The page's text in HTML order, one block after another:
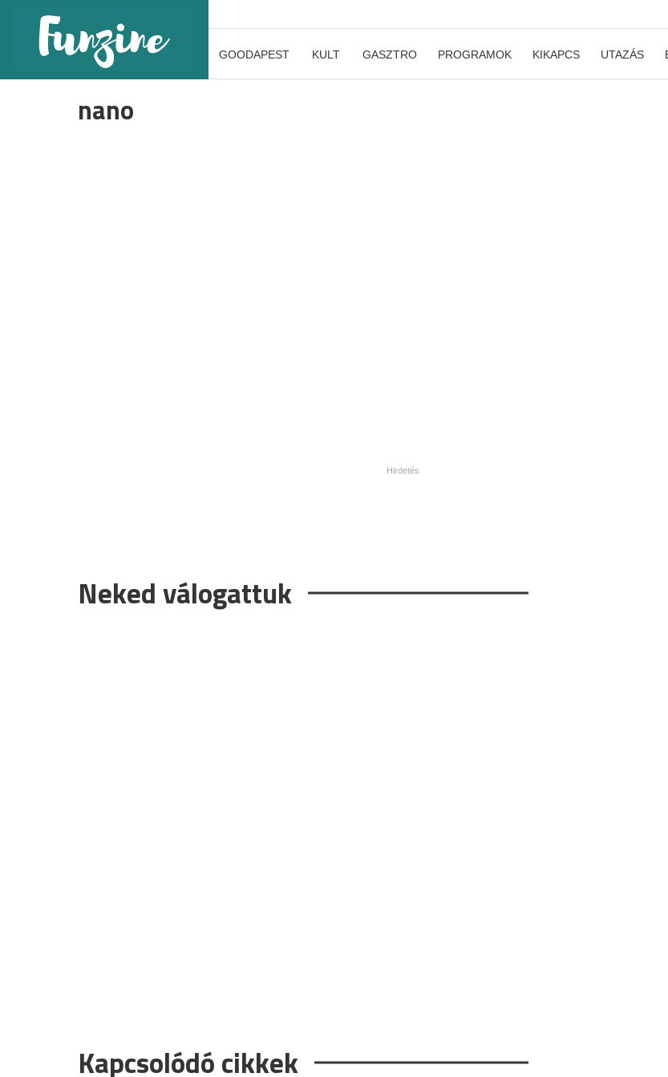
GOODAPEST KULT GASZTRO PROGRAMOK KIKAPCS UTAZÁS
nano
Neked válogattuk
Kapcsolódó cikkek